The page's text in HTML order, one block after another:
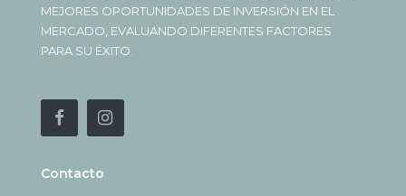
MEJORES OPORTUNIDADES DE INVERSIÓN EN EL
MERCADO, EVALUANDO DIFERENTES FACTORES
PARA SU ÉXITO.
Contacto